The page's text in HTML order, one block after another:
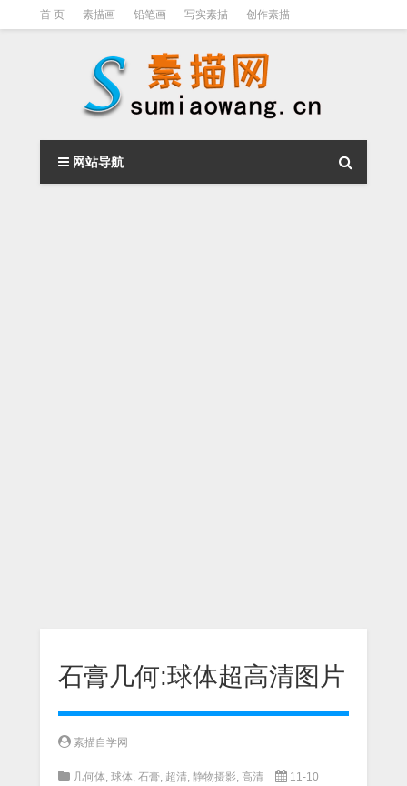
首 页 素描画 铅笔画 写实素描 创作素描
素描视频教程
网站导航
石膏几何:球体超高清图片
素描自学网
几何体, 球体, 石膏, 超清, 静物摄影, 高清 11-10